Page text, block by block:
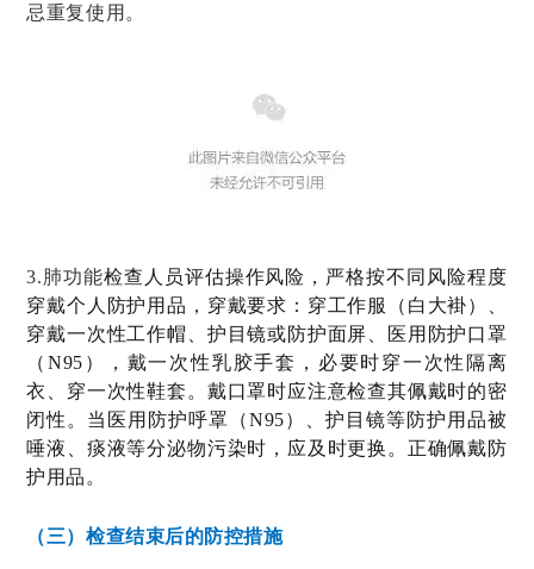
忌重复使用。
3.肺功能检查人员评估操作风险，严格按不同风险程度
穿戴个人防护用品，穿戴要求：穿工作服（白大褂）、
穿戴一次性工作帽、护目镜或防护面屏、医用防护口罩
（N95），戴一次性乳胶手套，必要时穿一次性隔离
衣、穿一次性鞋套。戴口罩时应注意检查其佩戴时的密
闭性。当医用防护呼罩（N95）、护目镜等防护用品被
唾液、痰液等分泌物污染时，应及时更换。正确佩戴防
护用品。
（三）检查结束后的防控措施